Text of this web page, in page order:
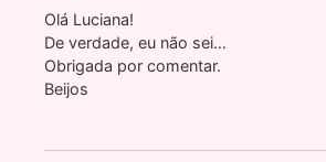
Olá Luciana!
De verdade, eu não sei…
Obrigada por comentar.
Beijos